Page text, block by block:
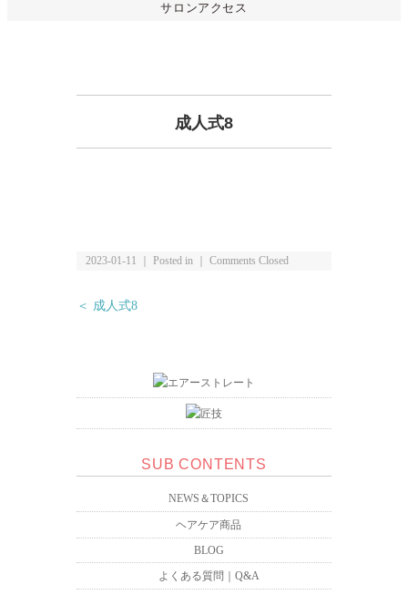
サロンアクセス
成人式8
2023-01-11 ｜ Posted in ｜ Comments Closed
＜ 成人式8
SUB CONTENTS
NEWS＆TOPICS
ヘアケア商品
BLOG
よくある質問｜Q&A